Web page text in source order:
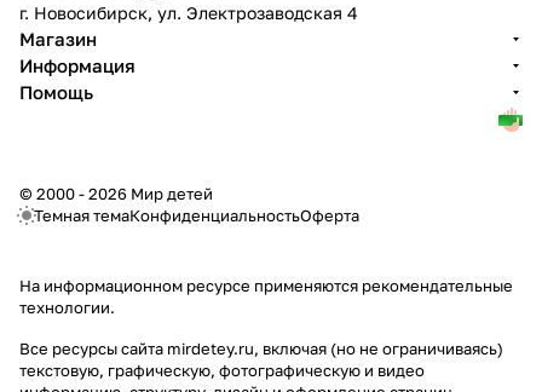
г. Новосибирск, ул. Электрозаводская 4
Магазин
Информация
Помощь
© 2000 - 2026 Мир детей
Темная темаКонфиденциальностьОферта
На информационном ресурсе применяются рекомендательные
технологии.
Все ресурсы сайта mirdetey.ru, включая (но не ограничиваясь)
текстовую, графическую, фотографическую и видео